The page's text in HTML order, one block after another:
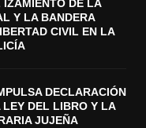
IZAMIENTO DE LA
Y LA BANDERA
CIVIL EN LA
DECLARACIÓN
LEY DEL LIBRO Y LA
JUJEÑA